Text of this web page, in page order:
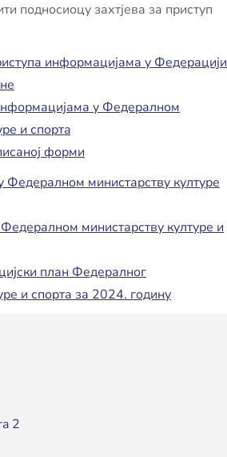
подносиоцу захтјева за приступ
информацијама у Федерацији
у Федералном
и спортa
форми
Федералном министарству културе
министарству културе и
план Федералног
и спорта за 2024. годину
2